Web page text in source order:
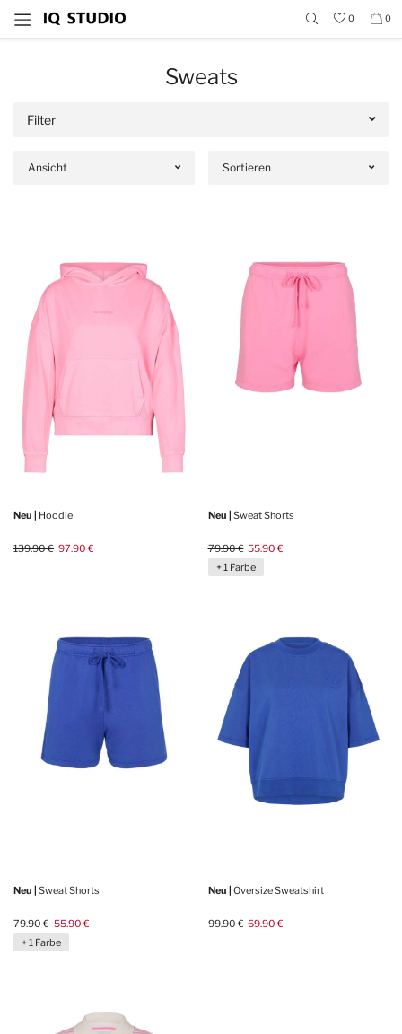
0 0
Sweats
Filter
Ansicht Sortieren
Neu | Hoodie
139.90 € 97.90 €
Neu | Sweat Shorts
79.90 € 55.90 €
+ 1 Farbe
Neu | Sweat Shorts
79.90 € 55.90 €
+ 1 Farbe
Neu | Oversize Sweatshirt
99.90 € 69.90 €